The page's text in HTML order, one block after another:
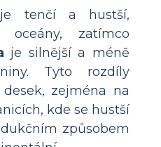
tenčí a hustší,
zatímco
je silnější a méně
Tyto rozdíly
zejména na
kde se hustší
způsobem